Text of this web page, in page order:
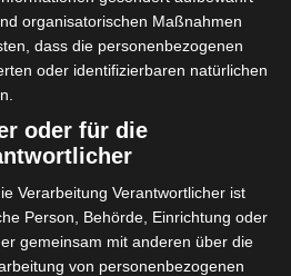
Second
habe
gekauft.
Korb für
und
Einen
Schwan-Form,
meine Stifte
organisatorischen Maßnahmen
dass die personenbezogenen
oder identifizierbaren natürlichen
oder für die
Verarbeitung Verantwortlicher ist
Person, Behörde, Einrichtung oder
gemeinsam mit anderen über die
von personenbezogenen